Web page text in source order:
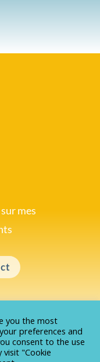
mes
you the most
preferences and
consent to the use
visit "Cookie